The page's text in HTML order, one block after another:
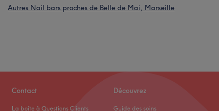
Autres Nail bars proches de Belle de Mai, Marseille
Contact
La boîte à Questions Clients
Découvrez
Guide des soins